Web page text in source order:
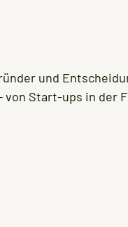
und
Start-ups in der